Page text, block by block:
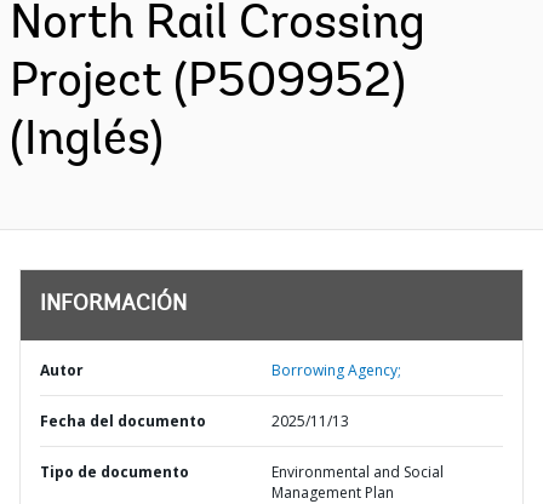
North Rail Crossing
Project (P509952)
(Inglés)
INFORMACIÓN
Autor Borrowing Agency;
Fecha del documento 2025/11/13
Tipo de documento
Environmental and Social
Management Plan